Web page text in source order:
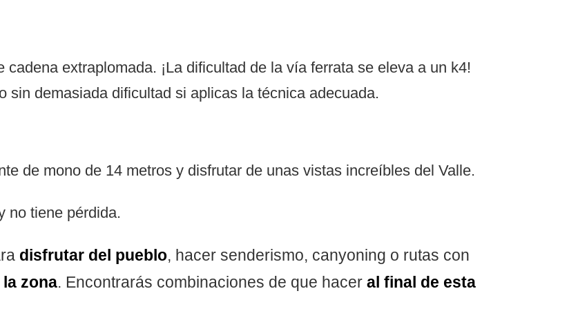
extraplomada. ¡La dificultad de la vía ferrata se eleva a un k4!
sin demasiada dificultad si aplicas la técnica adecuada.
de mono de 14 metros y disfrutar de unas vistas increíbles del Valle.
no tiene pérdida.
disfrutar del pueblo, hacer senderismo, canyoning o rutas con
zona. Encontrarás combinaciones de que hacer al final de esta